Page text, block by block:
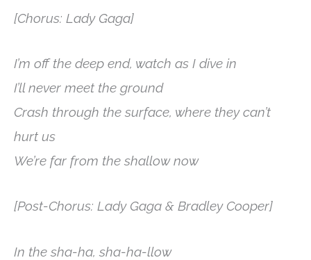
[Chorus: Lady Gaga]
I’m off the deep end, watch as I dive in
I’ll never meet the ground
Crash through the surface, where they can’t
hurt us
We’re far from the shallow now
[Post-Chorus: Lady Gaga & Bradley Cooper]
In the sha-ha, sha-ha-llow